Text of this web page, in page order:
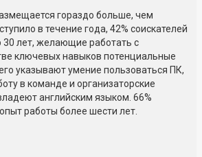
гораздо больше, чем
в течение года, 42% соискателей
лет, желающие работать с
ключевых навыков потенциальные
указывают умение пользоваться ПК,
в команде и организаторские
английским языком. 66%
работы более шести лет.